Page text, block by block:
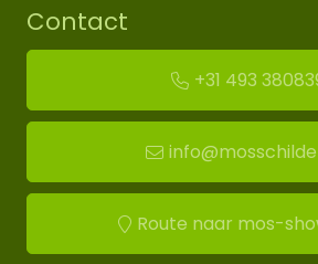
Contact
+31 493
Route naar mos-